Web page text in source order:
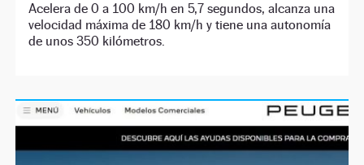
Acelera de 0 a 100 km/h en 5,7 segundos, alcanza una
velocidad máxima de 180 km/h y tiene una autonomía
de unos 350 kilómetros.